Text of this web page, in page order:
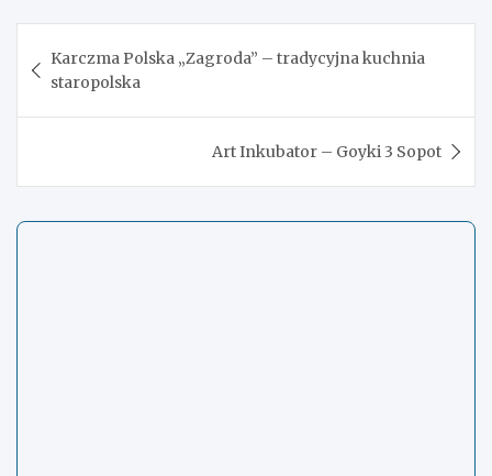
wpisu
Karczma Polska „Zagroda” – tradycyjna kuchnia
staropolska
Art Inkubator – Goyki 3 Sopot